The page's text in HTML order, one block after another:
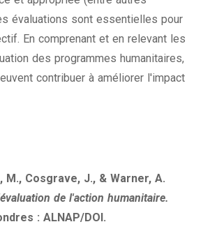
évaluations sont essentielles pour
En comprenant et en relevant les
des programmes humanitaires,
contribuer à améliorer l'impact
M., Cosgrave, J., & Warner, A.
de l'action humanitaire.
: ALNAP/DOI.